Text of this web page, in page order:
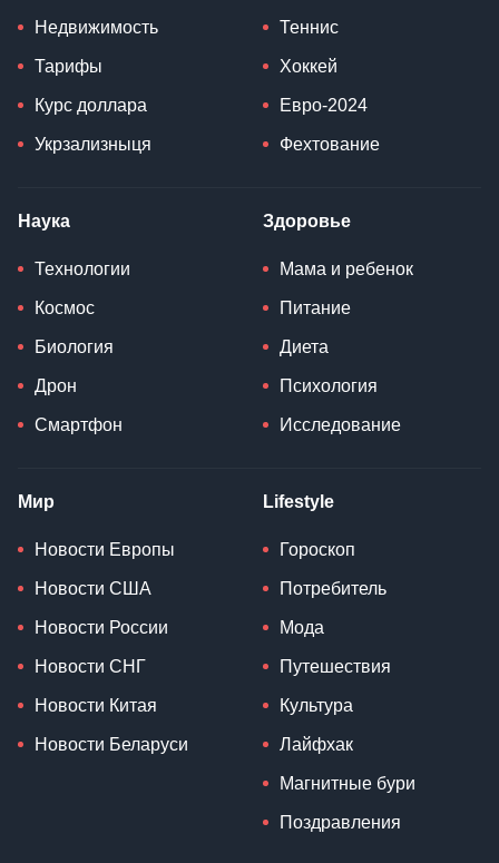
Недвижимость
Тарифы
Курс доллара
Укрзализныця
Теннис
Хоккей
Евро-2024
Фехтование
Наука
Технологии
Космос
Биология
Дрон
Смартфон
Здоровье
Мама и ребенок
Питание
Диета
Психология
Исследование
Мир
Новости Европы
Новости США
Новости России
Новости СНГ
Новости Китая
Новости Беларуси
Lifestyle
Гороскоп
Потребитель
Мода
Путешествия
Культура
Лайфхак
Магнитные бури
Поздравления